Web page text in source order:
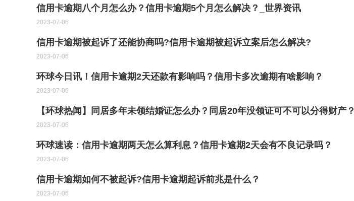
信用卡逾期八个月怎么办？信用卡逾期5个月怎么解决？_世界资讯
2023-07-06
信用卡逾期被起诉了还能协商吗?信用卡逾期被起诉立案后怎么解决?
2023-07-06
环球今日讯！信用卡逾期2天还款有影响吗？信用卡多次逾期有啥影响？
2023-07-06
【环球热闻】同居多年未领结婚证怎么办？同居20年没领证可不可以分得财产？
2023-07-06
环球速读：信用卡逾期两天怎么算利息？信用卡逾期2天会有不良记录吗？
2023-07-06
信用卡逾期如何不被起诉?信用卡逾期起诉前兆是什么？
2023-07-06